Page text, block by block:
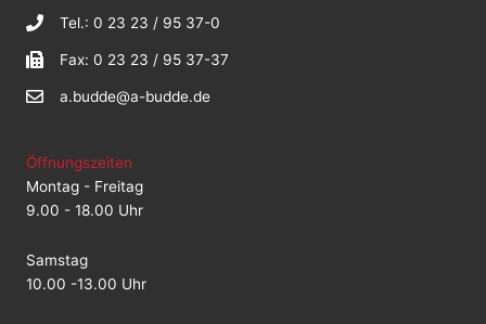
Tel.: 0 23 23 / 95 37-0
Fax: 0 23 23 / 95 37-37
a.budde@a-budde.de
Öffnungszeiten
Montag - Freitag
9.00 - 18.00 Uhr
Samstag
10.00 -13.00 Uhr